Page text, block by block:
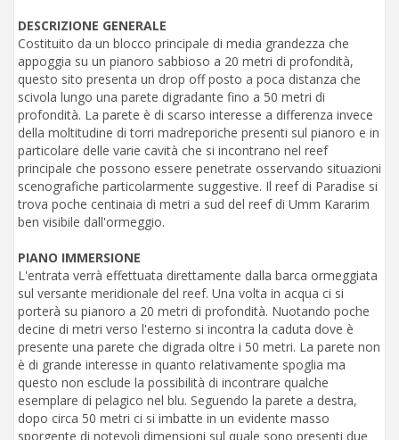
DESCRIZIONE GENERALE
Costituito da un blocco principale di media grandezza che
appoggia su un pianoro sabbioso a 20 metri di profondità,
questo sito presenta un drop off posto a poca distanza che
scivola lungo una parete digradante fino a 50 metri di
profondità. La parete è di scarso interesse a differenza invece
della moltitudine di torri madreporiche presenti sul pianoro e in
particolare delle varie cavità che si incontrano nel reef
principale che possono essere penetrate osservando situazioni
scenografiche particolarmente suggestive. Il reef di Paradise si
trova poche centinaia di metri a sud del reef di Umm Kararim
ben visibile dall'ormeggio.
PIANO IMMERSIONE
L'entrata verrà effettuata direttamente dalla barca ormeggiata
sul versante meridionale del reef. Una volta in acqua ci si
porterà su pianoro a 20 metri di profondità. Nuotando poche
decine di metri verso l'esterno si incontra la caduta dove è
presente una parete che digrada oltre i 50 metri. La parete non
è di grande interesse in quanto relativamente spoglia ma
questo non esclude la possibilità di incontrare qualche
esemplare di pelagico nel blu. Seguendo la parete a destra,
dopo circa 50 metri ci si imbatte in un evidente masso
sporgente di notevoli dimensioni sul quale sono presenti due